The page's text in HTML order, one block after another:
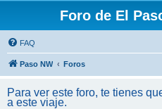
Foro de El
FAQ
Paso NW Foros
Para ver este foro, te tienes
a este viaje.